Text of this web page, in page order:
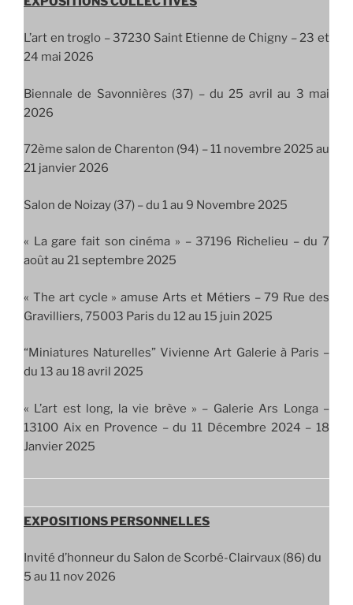
L’art en troglo – 37230 Saint Etienne de Chigny – 23 et
24 mai 2026
Biennale de Savonnières (37) – du 25 avril au 3 mai
2026
72ème salon de Charenton (94) – 11 novembre 2025 au
21 janvier 2026
Salon de Noizay (37) – du 1 au 9 Novembre 2025
« La gare fait son cinéma » – 37196 Richelieu – du 7
août au 21 septembre 2025
« The art cycle » amuse Arts et Métiers – 79 Rue des
Gravilliers, 75003 Paris du 12 au 15 juin 2025
“Miniatures Naturelles” Vivienne Art Galerie à Paris –
du 13 au 18 avril 2025
« L’art est long, la vie brève » – Galerie Ars Longa –
13100 Aix en Provence – du 11 Décembre 2024 – 18
Janvier 2025
EXPOSITIONS PERSONNELLES
Invité d’honneur du Salon de Scorbé-Clairvaux (86) du
5 au 11 nov 2026